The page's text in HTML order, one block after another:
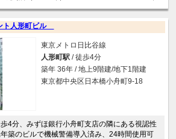
ト人形町ビル
東京メトロ日比谷線
人形町駅 / 徒歩4分
築年 36年 / 地上9階建/地下1階建
東京都中央区日本橋小舟町9-18
4分、みずほ銀行小舟町支店の隣にある視認性
築のビルで機械警備導入済み、24時間使用可